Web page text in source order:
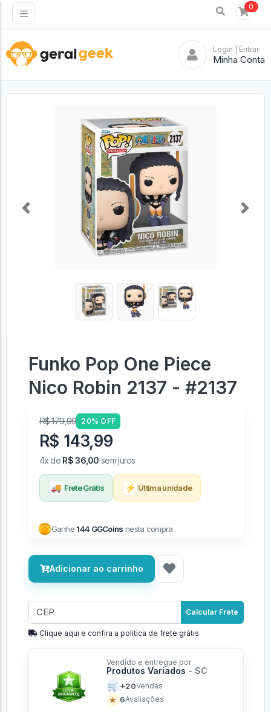
0
Login | Entrar
Minha Conta
Previous Next
Funko Pop One Piece
Nico Robin 2137 - #2137
R$ 179,99 20% OFF
R$ 143,99
4x de R$ 36,00 sem juros
🚚 Frete Grátis ⚡ Última unidade
Ganhe144 GGCoins nesta compra
Adicionar ao carrinho
Calcular Frete
Clique aqui e confira a politíca de frete grátis
Vendido e entregue por
Produtos Variados - SC
🛒 +20Vendas
★ 6Avaliações